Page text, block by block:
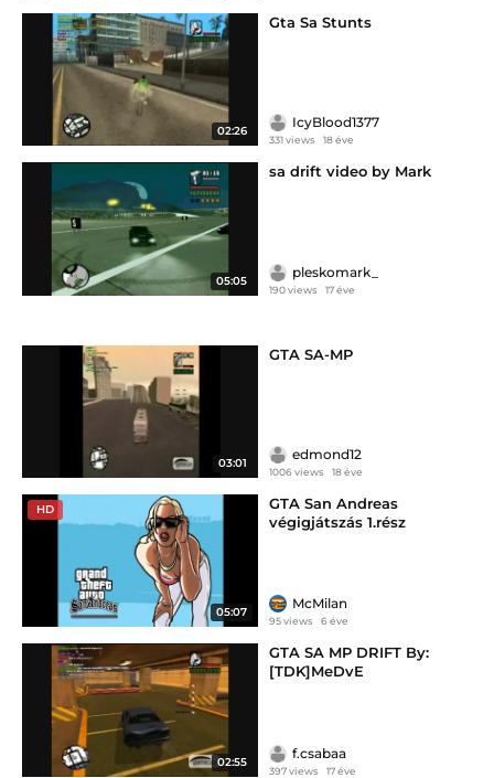
02:26
Gta Sa Stunts
IcyBlood1377
331 views 18 éve
05:05
sa drift video by Mark
pleskomark_
190 views 17 éve
03:01
GTA SA-MP
edmond12
1006 views 18 éve
HD
05:07
GTA San Andreas
végigjátszás 1.rész
McMilan
95 views 6 éve
02:55
GTA SA MP DRIFT By:
[TDK]MeDvE
f.csabaa
397 views 17 éve